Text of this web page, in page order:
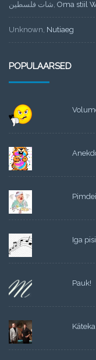
شات فلسطين, Oma stiil
Unknown, Nutiaeg
POPULAARSED
Iga
Pauk!